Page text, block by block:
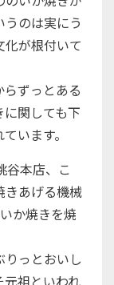
のは実にう
化が根付いて
ずっとある
関しても下
います。
谷本店、こ
きあげる機械
か焼きを焼
っとおいし
元祖といわれ